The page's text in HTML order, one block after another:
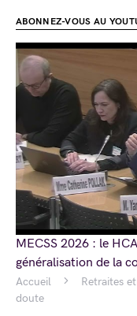
Accueil
Retraites
doute
ABONNEZ-VOUS AU
MECSS 2026 : le
généralisation de la